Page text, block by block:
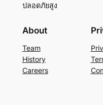
ปลอดภัยสูง
About
Team
History
Careers